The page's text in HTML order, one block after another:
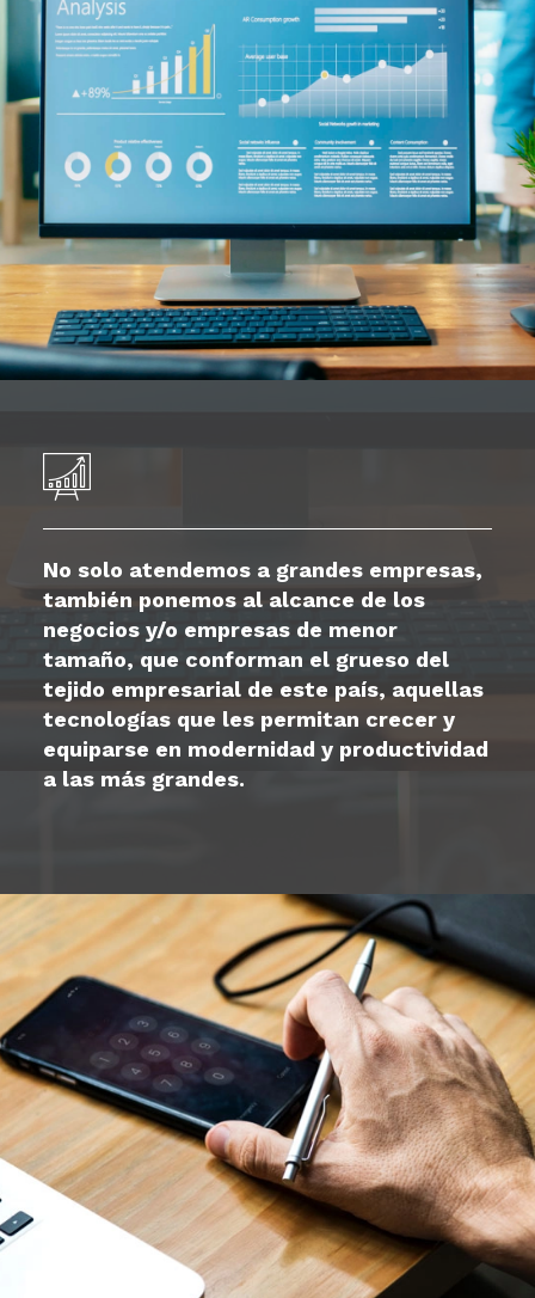
No solo atendemos a grandes empresas,
también ponemos al alcance de los
negocios y/o empresas de menor
tamaño, que conforman el grueso del
tejido empresarial de este país, aquellas
tecnologías que les permitan crecer y
equiparse en modernidad y productividad
a las más grandes.